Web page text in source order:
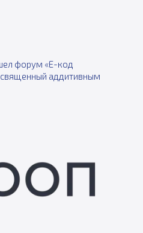
форум «Е-код
аддитивным